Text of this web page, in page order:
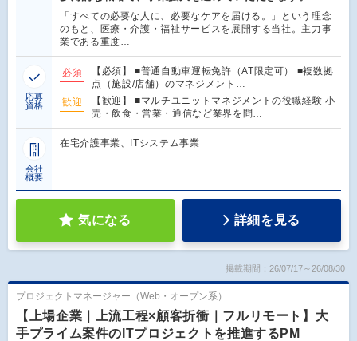
「すべての必要な人に、必要なケアを届ける。」という理念
のもと、医療・介護・福祉サービスを展開する当社。主力事
業である重度…
応募
資格
必須
【必須】 ■普通自動車運転免許（AT限定可） ■複数拠
点（施設/店舗）のマネジメント…
歓迎
【歓迎】 ■マルチユニットマネジメントの役職経験 小
売・飲食・営業・通信など業界を問…
会社
概要
在宅介護事業、ITシステム事業
気になる 詳細を見る
掲載期間：26/07/17～26/08/30
プロジェクトマネージャー（Web・オープン系）
【上場企業｜上流工程×顧客折衝｜フルリモート】大
手プライム案件のITプロジェクトを推進するPM